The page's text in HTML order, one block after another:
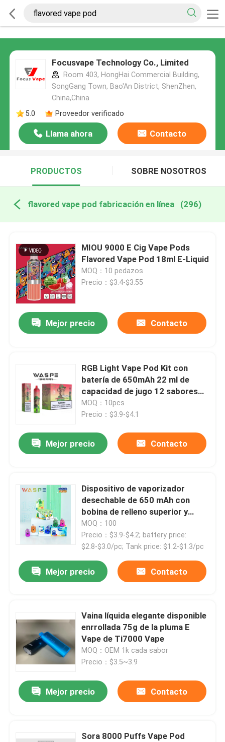
Focusvape Technology Co., Limited
Room 403, HongHai Commercial Building,
SongGang Town, Bao'An District, ShenZhen,
China,China
5.0
Proveedor verificado
Llama ahora Contacto
PRODUCTOS SOBRE NOSOTROS
flavored vape pod fabricación en línea (296)
MIOU 9000 E Cig Vape Pods
Flavored Vape Pod 18ml E-Liquid
MOQ：10 pedazos
Precio：$3.4-$3.55
Mejor precio Contacto
RGB Light Vape Pod Kit con
batería de 650mAh 22 ml de
capacidad de jugo 12 sabores
de frutas
MOQ：10pcs
Precio：$3.9-$4.1
Mejor precio Contacto
Dispositivo de vaporizador
desechable de 650 mAh con
bobina de relleno superior y
malla para mayores de 18 años
MOQ：100
Precio：$3.9-$4.2; battery price:
$2.8-$3.0/pc; Tank price: $1.2-$1.3/pc
Mejor precio Contacto
Vaina líquida elegante disponible
enrrollada 75g de la pluma E
Vape de Ti7000 Vape
MOQ：OEM 1k cada sabor
Precio：$3.5~3.9
Mejor precio Contacto
Sora 8000 Puffs Vape Pod